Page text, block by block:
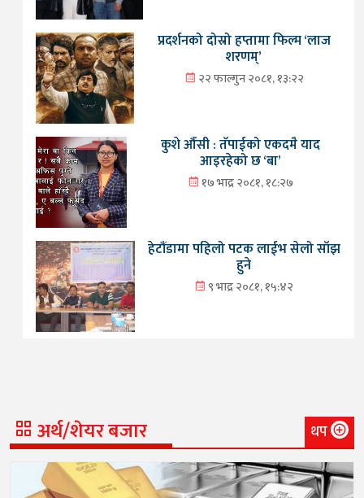
प्रदर्शनको दोस्रो हप्तामा फिल्म ‘लाज
शरणम्’
२२ फाल्गुन २०८१, १३:२२
कुशे औँसी : तँपाईको एकदमै याद
आइरहेको छ ‘बा’
१७ भाद्र २०८१, १८:२७
हेटौंडामा पहिलो पटक लाईभ सेलो साँझ
हुने
९ भाद्र २०८१, १५:४२
अर्थ/शेयर बजार थप